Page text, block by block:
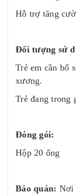
Hỗ trợ tăng
Đối tượng sử
Trẻ em cần bổ
xương.
Trẻ đang trong
Đóng gói:
Hộp 20 ống
Bảo quản: Nơi